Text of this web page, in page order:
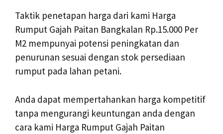
Taktik penetapan harga dari kami Harga
Rumput Gajah Paitan Bangkalan Rp.15.000 Per
M2 mempunyai potensi peningkatan dan
penurunan sesuai dengan stok persediaan
rumput pada lahan petani.
Anda dapat mempertahankan harga kompetitif
tanpa mengurangi keuntungan anda dengan
cara kami Harga Rumput Gajah Paitan